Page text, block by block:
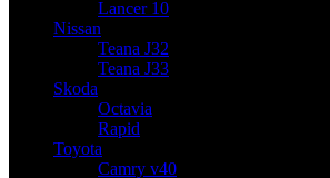
Lancer 10
Nissan
Teana J32
Teana J33
Skoda
Octavia
Rapid
Toyota
Camry v40